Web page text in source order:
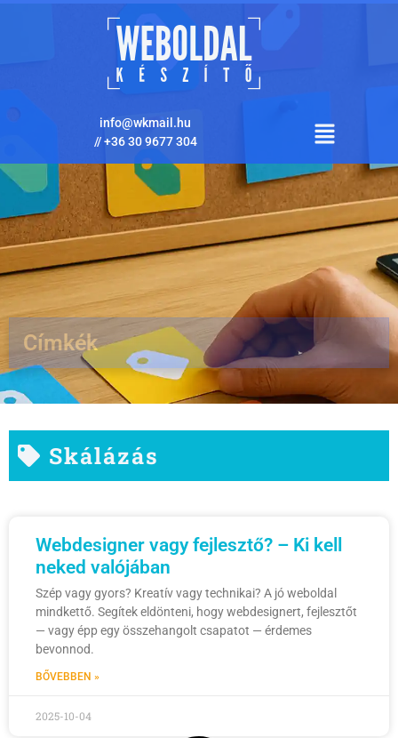
info@wkmail.hu
//+36 30 9677 304
Címkék
Skálázás
Webdesigner vagy fejlesztő? – Ki kell
neked valójában
Szép vagy gyors? Kreatív vagy technikai? A jó weboldal
mindkettő. Segítek eldönteni, hogy webdesignert, fejlesztőt
— vagy épp egy összehangolt csapatot — érdemes
bevonnod.
BŐVEBBEN »
2025-10-04